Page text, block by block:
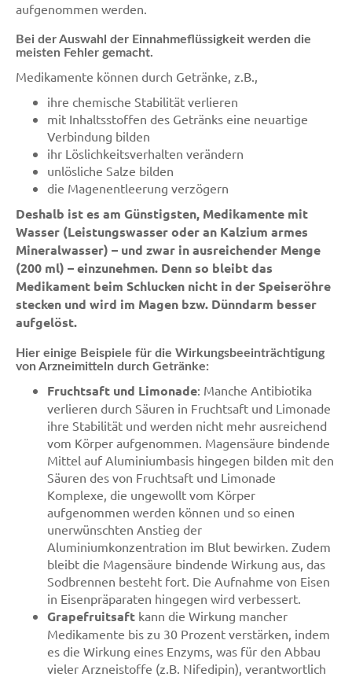
aufgenommen werden.
Bei der Auswahl der Einnahmeflüssigkeit werden die
meisten Fehler gemacht.
Medikamente können durch Getränke, z.B.,
ihre chemische Stabilität verlieren
mit Inhaltsstoffen des Getränks eine neuartige
Verbindung bilden
ihr Löslichkeitsverhalten verändern
unlösliche Salze bilden
die Magenentleerung verzögern
Deshalb ist es am Günstigsten, Medikamente mit
Wasser (Leistungswasser oder an Kalzium armes
Mineralwasser) – und zwar in ausreichender Menge
(200 ml) – einzunehmen. Denn so bleibt das
Medikament beim Schlucken nicht in der Speiseröhre
stecken und wird im Magen bzw. Dünndarm besser
aufgelöst.
Hier einige Beispiele für die Wirkungsbeeinträchtigung
von Arzneimitteln durch Getränke:
Fruchtsaft und Limonade: Manche Antibiotika
verlieren durch Säuren in Fruchtsaft und Limonade
ihre Stabilität und werden nicht mehr ausreichend
vom Körper aufgenommen. Magensäure bindende
Mittel auf Aluminiumbasis hingegen bilden mit den
Säuren des von Fruchtsaft und Limonade
Komplexe, die ungewollt vom Körper
aufgenommen werden können und so einen
unerwünschten Anstieg der
Aluminiumkonzentration im Blut bewirken. Zudem
bleibt die Magensäure bindende Wirkung aus, das
Sodbrennen besteht fort. Die Aufnahme von Eisen
in Eisenpräparaten hingegen wird verbessert.
Grapefruitsaft kann die Wirkung mancher
Medikamente bis zu 30 Prozent verstärken, indem
es die Wirkung eines Enzyms, was für den Abbau
vieler Arzneistoffe (z.B. Nifedipin), verantwortlich